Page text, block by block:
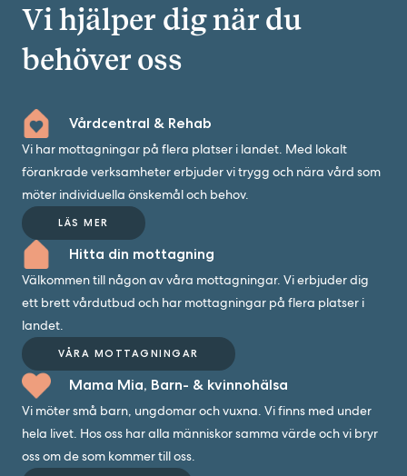
Vi hjälper dig när du
behöver oss
Vårdcentral & Rehab
Vi har mottagningar på flera platser i landet. Med lokalt
förankrade verksamheter erbjuder vi trygg och nära vård som
möter individuella önskemål och behov.
LÄS MER
Hitta din mottagning
Välkommen till någon av våra mottagningar. Vi erbjuder dig
ett brett vårdutbud och har mottagningar på flera platser i
landet.
VÅRA MOTTAGNINGAR
Mama Mia, Barn- & kvinnohälsa
Vi möter små barn, ungdomar och vuxna. Vi finns med under
hela livet. Hos oss har alla människor samma värde och vi bryr
oss om de som kommer till oss.